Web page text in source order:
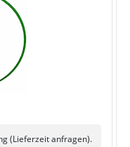
(Lieferzeit anfragen).